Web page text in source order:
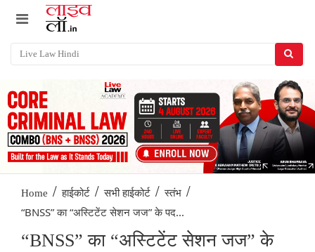
Home / हाईकोर्ट / सभी हाईकोर्ट / स्तंभ /
“BNSS” का “अस्टिटेंट सेशन जज” के पद...
“BNSS” का “अस्टिटेंट सेशन जज” के